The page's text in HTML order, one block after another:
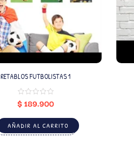
RETABLOS FUTBOLISTAS 1
$189.900
AÑADIR AL CARRITO